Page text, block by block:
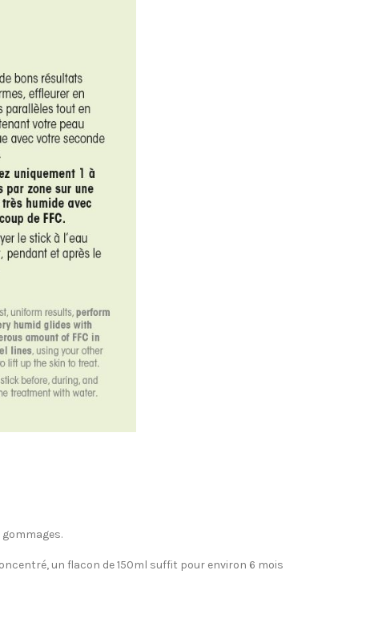
un flacon de 150ml suffit pour environ 6 mois